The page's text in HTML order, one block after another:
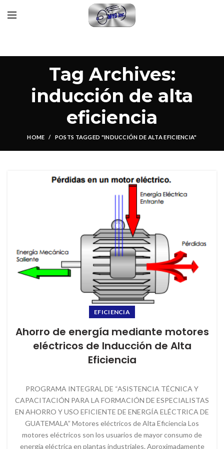
Tag Archives:
inducción de alta
eficiencia
HOME POSTS TAGGED "INDUCCIÓN DE ALTA EFICIENCIA"
EFICIENCIA
Ahorro de energía mediante motores
eléctricos de Inducción de Alta
Eficiencia
PROGRAMA INTEGRAL DE “ASISTENCIA TÉCNICA Y
CAPACITACIÓN PARA LA FORMACIÓN DE ESPECIALISTAS
EN AHORRO Y USO EFICIENTE DE ENERGÍA ELÉCTRICA DE
GUATEMALA” Motores eléctricos de Alta Eficiencia Los
motores eléctricos son los usuarios de mayor consumo de
energía eléctrica en plantas industriales. Aproximadamente